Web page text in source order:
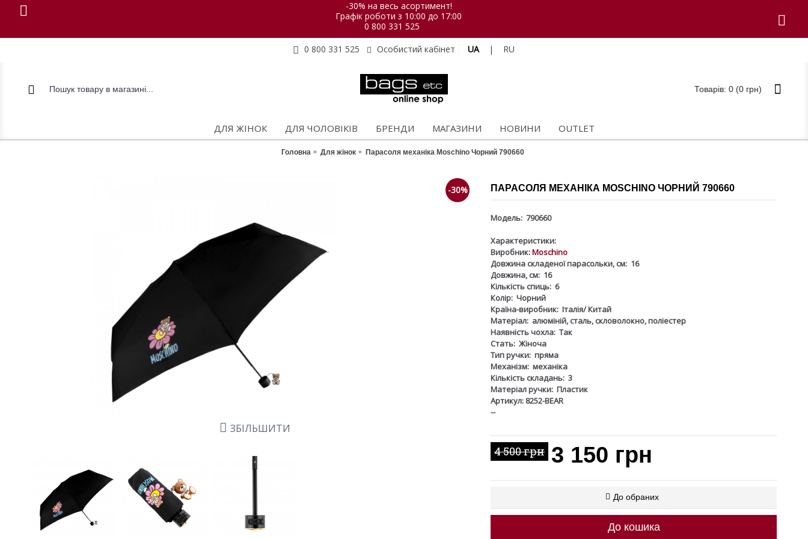
-30% на весь асортимент!
Графік роботи з 10:00 до 17:00
0 800 331 525
0 800 331 525
Особистий кабінет UA | RU
Товарів: 0 (0 грн)
ДЛЯ ЖІНОК ДЛЯ ЧОЛОВІКІВ БРЕНДИ МАГАЗИНИ НОВИНИ OUTLET
Головна Для жінок Парасоля механіка Moschino Чорний 790660
-30%
ЗБІЛЬШИТИ
ПАРАСОЛЯ МЕХАНІКА MOSCHINO ЧОРНИЙ 790660
Модель: 790660
Характеристики:
Виробник:Moschino
Довжина складеної парасольки, см: 16
Довжина, см: 16
Кількість спиць: 6
Колір: Чорний
Країна-виробник: Італія/ Китай
Матеріал: алюміній, сталь, скловолокно, поліестер
Наявність чохла: Так
Стать: Жіноча
Тип ручки: пряма
Механізм: механіка
Кількість складань: 3
Матеріал ручки: Пластик
Артикул: 8252-BEAR
--
4 500 грн 3 150 грн
До обраних
До кошика